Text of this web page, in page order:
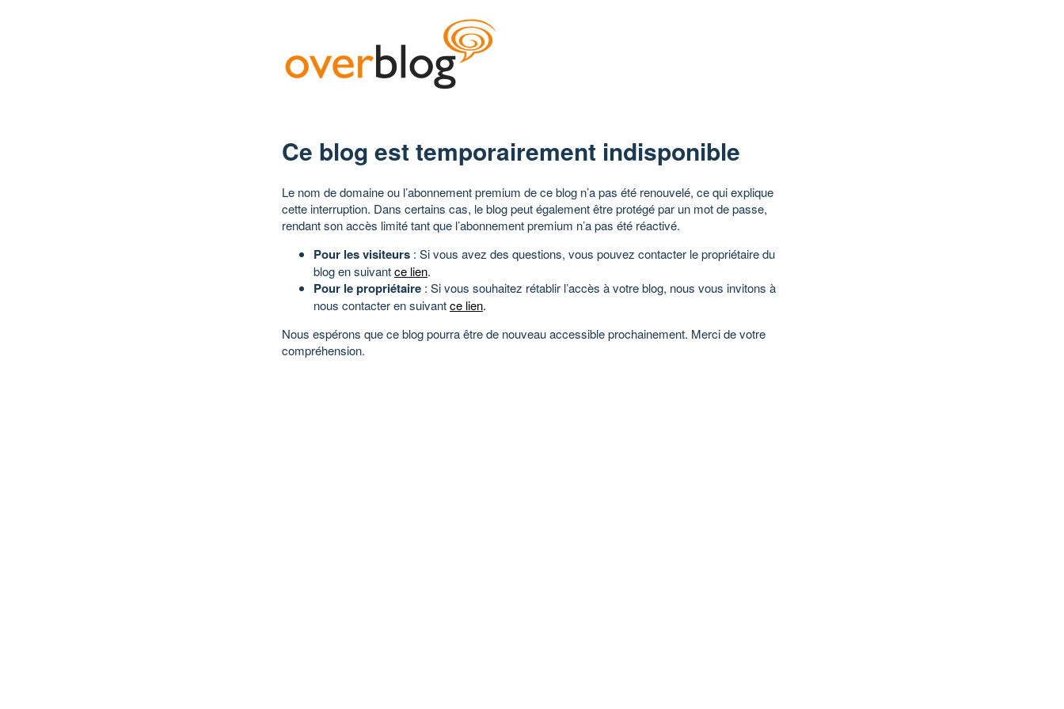
Ce blog est temporairement indisponible
Le nom de domaine ou l’abonnement premium de ce blog n’a pas été renouvelé, ce qui explique
cette interruption. Dans certains cas, le blog peut également être protégé par un mot de passe,
rendant son accès limité tant que l’abonnement premium n’a pas été réactivé.
Pour les visiteurs : Si vous avez des questions, vous pouvez contacter le propriétaire du
blog en suivantce lien.
Pour le propriétaire : Si vous souhaitez rétablir l’accès à votre blog, nous vous invitons à
nous contacter en suivantce lien.
Nous espérons que ce blog pourra être de nouveau accessible prochainement. Merci de votre
compréhension.